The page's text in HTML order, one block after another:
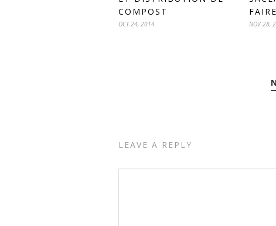
COMPOST
OCT 24, 2014 NOV 28,
LEAVE A REPLY